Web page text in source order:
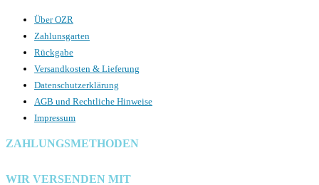
Über OZR
Zahlunsgarten
Rückgabe
Versandkosten & Lieferung
Datenschutzerklärung
AGB und Rechtliche Hinweise
Impressum
ZAHLUNGSMETHODEN
WIR VERSENDEN MIT